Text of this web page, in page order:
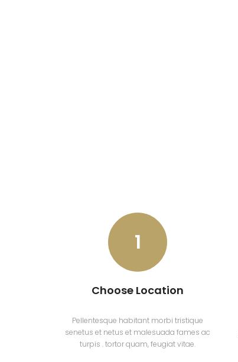
1
Choose Location
Pellentesque habitant morbi tristique
senetus et netus et malesuada fames ac
turpis . tortor quam, feugiat vitae.